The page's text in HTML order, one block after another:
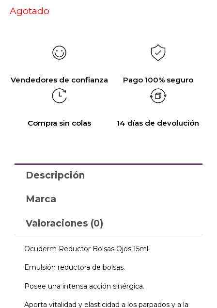
Agotado
Vendedores de confianza Pago 100% seguro
Compra sin colas 14 días de devolución
Descripción
Marca
Valoraciones (0)
Ocuderm Reductor Bolsas Ojos 15ml.
Emulsión reductora de bolsas.
Posee una intensa acción sinérgica.
Aporta vitalidad y elasticidad a los parpados y a la